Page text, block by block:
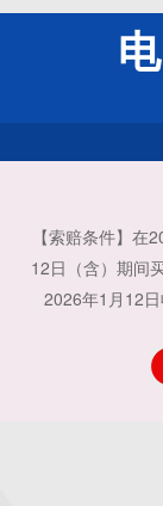
【索赔条件】在
12日（含）期间
2026年1月12